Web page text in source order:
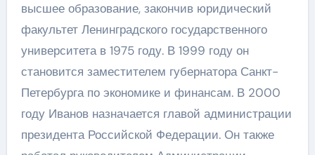
высшее образование, закончив юридический
факультет Ленинградского государственного
университета в 1975 году. В 1999 году он
становится заместителем губернатора Санкт-
Петербурга по экономике и финансам. В 2000
году Иванов назначается главой администрации
президента Российской Федерации. Он также